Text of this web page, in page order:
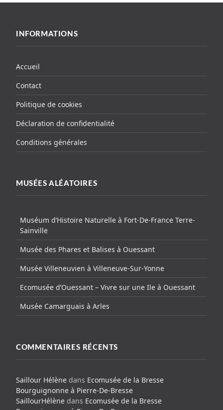
INFORMATIONS
Accueil
Contact
Politique de cookies
Déclaration de confidentialité
Conditions générales
MUSÉES ALÉATOIRES
Muséum d’Histoire Naturelle à Fort-De-France Terre-
Sainville
Musée des Phares et Balises à Ouessant
Musée Villeneuvien à Villeneuve-Sur-Yonne
Ecomusée d’Ouessant – Vivre sur une Ile à Ouessant
Musée Camarguais à Arles
COMMENTAIRES RÉCENTS
Saillour Hélène dans Ecomusée de la Bresse
Bourguignonne à Pierre-De-Bresse
SaillourHélène dans Ecomusée de la Bresse